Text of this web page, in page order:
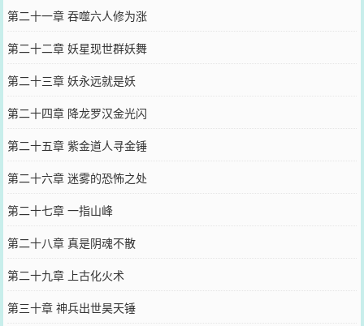
第二十一章 吞噬六人修为涨
第二十二章 妖星现世群妖舞
第二十三章 妖永远就是妖
第二十四章 降龙罗汉金光闪
第二十五章 紫金道人寻金锤
第二十六章 迷雾的恐怖之处
第二十七章 一指山峰
第二十八章 真是阴魂不散
第二十九章 上古化火术
第三十章 神兵出世昊天锤